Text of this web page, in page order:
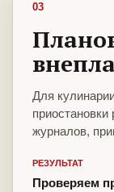
03
Для
журналов,
РЕЗУЛЬТАТ
Проверяем